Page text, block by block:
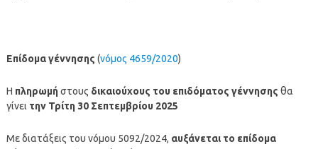
Επίδομα γέννησης (νόμος 4659/2020)
Η πληρωμήστους δικαιούχους του επιδόματος γέννησης θα
γίνει την Τρίτη 30 Σεπτεμβρίου 2025
Με διατάξεις του νόμου 5092/2024, αυξάνεται το επίδομα